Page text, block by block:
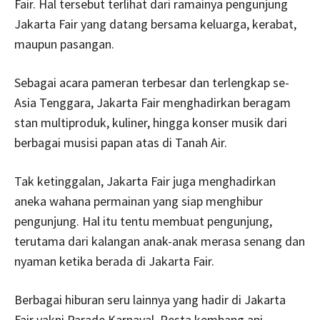
Fair. Hal tersebut terlihat dari ramainya pengunjung
Jakarta Fair yang datang bersama keluarga, kerabat,
maupun pasangan.
Sebagai acara pameran terbesar dan terlengkap se-
Asia Tenggara, Jakarta Fair menghadirkan beragam
stan multiproduk, kuliner, hingga konser musik dari
berbagai musisi papan atas di Tanah Air.
Tak ketinggalan, Jakarta Fair juga menghadirkan
aneka wahana permainan yang siap menghibur
pengunjung. Hal itu tentu membuat pengunjung,
terutama dari kalangan anak-anak merasa senang dan
nyaman ketika berada di Jakarta Fair.
Berbagai hiburan seru lainnya yang hadir di Jakarta